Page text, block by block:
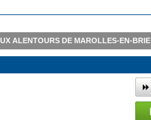
ALENTOURS DE MAROLLES-EN-BRIE